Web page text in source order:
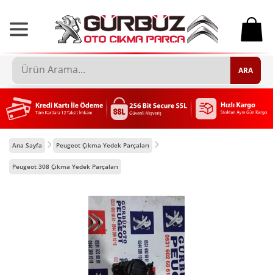
0
ARA
Ana Sayfa Peugeot Çıkma Yedek Parçaları
Peugeot 308 Çıkma Yedek Parçaları